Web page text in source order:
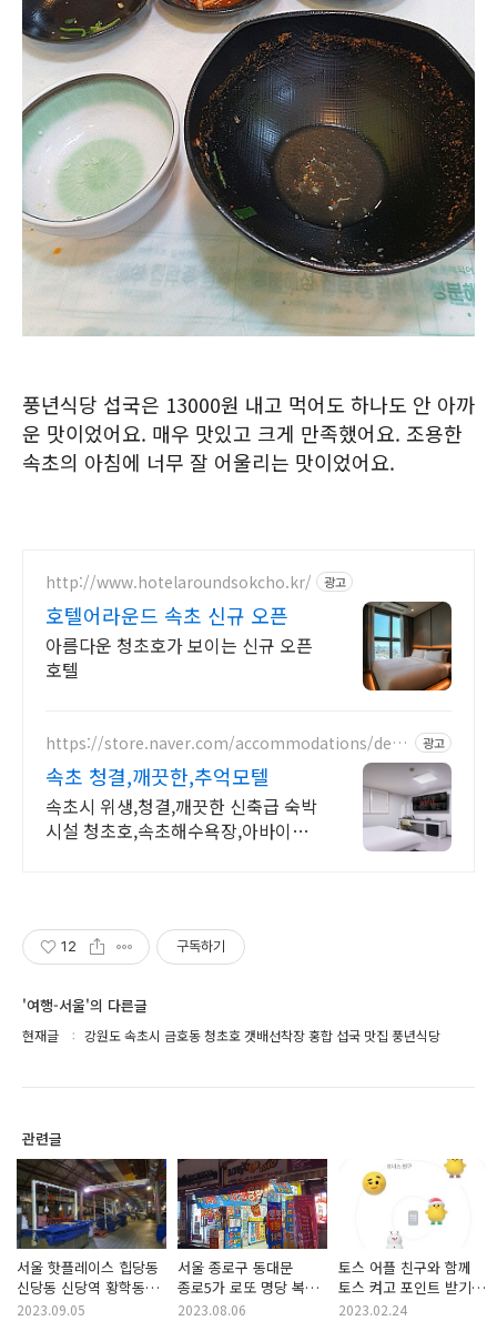
풍년식당 섭국은 13000원 내고 먹어도 하나도 안 아까
운 맛이었어요. 매우 맛있고 크게 만족했어요. 조용한
속초의 아침에 너무 잘 어울리는 맛이었어요.
http://www.hotelaroundsokcho.kr/ 광고
호텔어라운드 속초 신규 오픈
아름다운 청초호가 보이는 신규 오픈
호텔
https://store.naver.com/accommodations/deta
광고
속초 청결,깨끗한,추억모텔
속초시 위생,청결,깨끗한 신축급 숙박
시설 청초호,속초해수욕장,아바이마
12 구독하기
'여행-서울'의 다른글
현재글 강원도 속초시 금호동 청초호 갯배선착장 홍합 섭국 맛집 풍년식당
관련글
서울 핫플레이스 힙당동
신당동 신당역 황학동
서울중앙시장
2023.09.05
서울 종로구 동대문
종로5가 로또 명당 복권
성지 제이복권방
2023.08.06
토스 어플 친구와 함께
토스 켜고 포인트 받기
공돈 벌기 메타버스
2023.02.24